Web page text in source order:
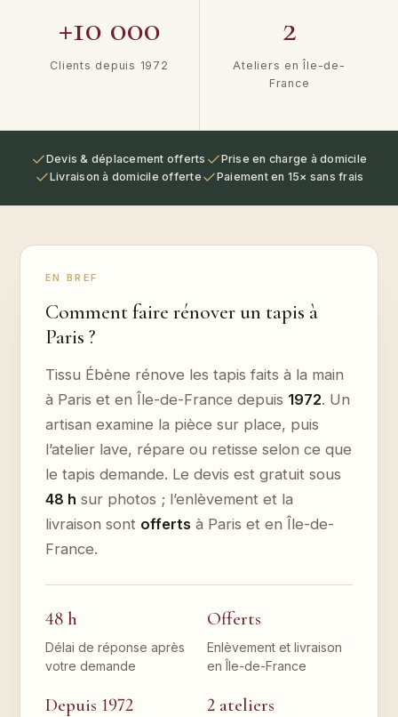
+10 000
Clients depuis 1972
2
Ateliers en Île-de-
France
Devis & déplacement offerts
Prise en charge à domicile
Livraison à domicile offerte
Paiement en 15× sans frais
EN BREF
Comment faire rénover un tapis à
Paris ?
Tissu Ébène rénove les tapis faits à la main
à Paris et en Île-de-France depuis 1972. Un
artisan examine la pièce sur place, puis
l’atelier lave, répare ou retisse selon ce que
le tapis demande. Le devis est gratuit sous
48 h sur photos ; l’enlèvement et la
livraison sont offerts à Paris et en Île-de-
France.
48 h
Délai de réponse après
votre demande
Offerts
Enlèvement et livraison
en Île-de-France
Depuis 1972 2 ateliers